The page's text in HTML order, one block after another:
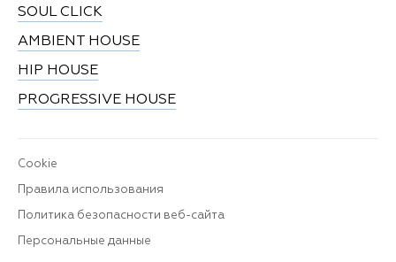
SOUL CLICK
AMBIENT HOUSE
HIP HOUSE
PROGRESSIVE HOUSE
Cookie
Правила использования
Политика безопасности веб-сайта
Персональные данные